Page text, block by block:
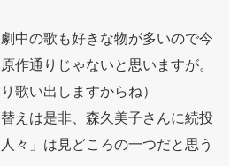
中の歌も好きな物が多いので今
作通りじゃないと思いますが。
歌い出しますからね）
えは是非、森久美子さんに続投
々」は見どころの一つだと思う